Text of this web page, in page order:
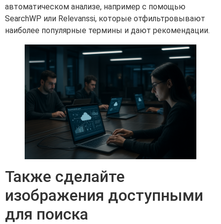
автоматическом анализе, например с помощью
SearchWP или Relevanssi, которые отфильтровывают
наиболее популярные термины и дают рекомендации.
Также сделайте
изображения доступными
для поиска